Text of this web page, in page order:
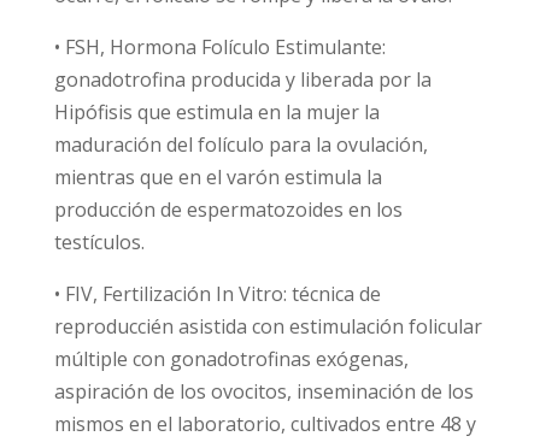
• FSH, Hormona Folículo Estimulante:
gonadotrofina producida y liberada por la
Hipófisis que estimula en la mujer la
maduración del folículo para la ovulación,
mientras que en el varón estimula la
producción de espermatozoides en los
testículos.
• FIV, Fertilización In Vitro: técnica de
reproduccién asistida con estimulación folicular
múltiple con gonadotrofinas exógenas,
aspiración de los ovocitos, inseminación de los
mismos en el laboratorio, cultivados entre 48 y